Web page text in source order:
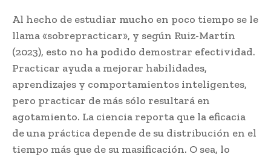
Al hecho de estudiar mucho en poco tiempo se le
llama «sobrepracticar», y según Ruiz-Martín
(2023), esto no ha podido demostrar efectividad.
Practicar ayuda a mejorar habilidades,
aprendizajes y comportamientos inteligentes,
pero practicar de más sólo resultará en
agotamiento. La ciencia reporta que la eficacia
de una práctica depende de su distribución en el
tiempo más que de su masificación. O sea, lo